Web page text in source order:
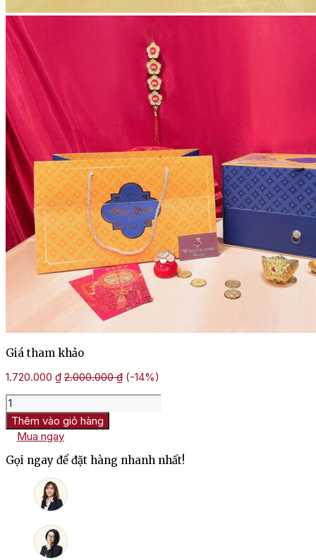
Giá tham khảo
1.720.000 ₫ 2.000.000₫ (-14%)
Hộp
Quà
Tết
Đại
Cát
HQT2650
Chivas
Thêm vào giỏ hàng
Mua ngay
Gọi ngay để đặt hàng nhanh nhất!